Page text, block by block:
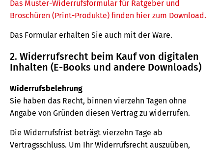
Das Muster-Widerrufsformular für Ratgeber und
Broschüren (Print-Produkte) finden hier zum Download.
Das Formular erhalten Sie auch mit der Ware.
2. Widerrufsrecht beim Kauf von digitalen
Inhalten (E-Books und andere Downloads)
Widerrufsbelehrung
Sie haben das Recht, binnen vierzehn Tagen ohne
Angabe von Gründen diesen Vertrag zu widerrufen.
Die Widerrufsfrist beträgt vierzehn Tage ab
Vertragsschluss. Um Ihr Widerrufsrecht auszuüben,